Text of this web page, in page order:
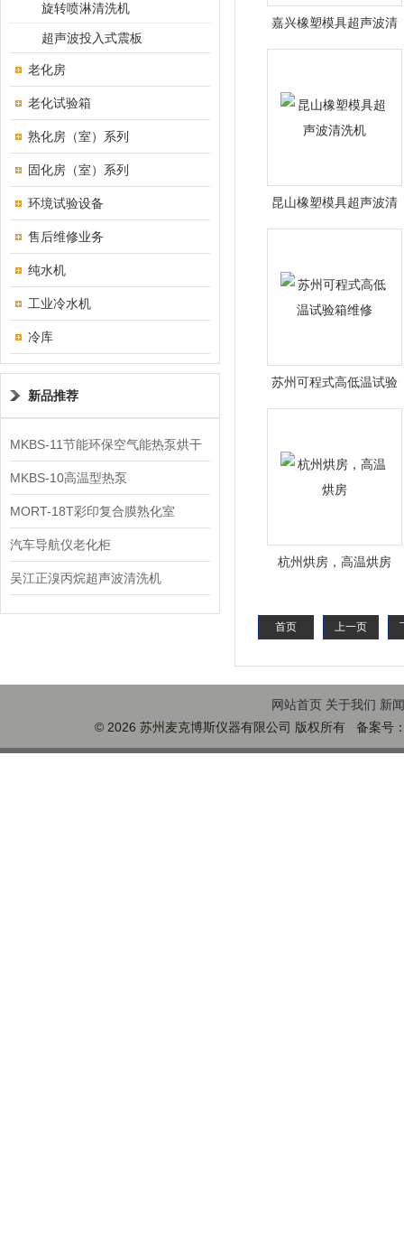
旋转喷淋清洗机
超声波投入式震板
老化房
老化试验箱
熟化房（室）系列
固化房（室）系列
环境试验设备
售后维修业务
纯水机
工业冷水机
冷库
新品推荐
MKBS-11节能环保空气能热泵烘干
机
MKBS-10高温型热泵
MORT-18T彩印复合膜熟化室
汽车导航仪老化柜
吴江正溴丙烷超声波清洗机
嘉兴橡塑模具超声波清
洗机
昆山橡塑模具超声波清
洗机
苏州可程式高低温试验
箱维修
杭州烘房，高温烘房
首页 上一页
网站首页 关于我们 新
© 2026 苏州麦克博斯仪器有限公司 版权所有 备案号